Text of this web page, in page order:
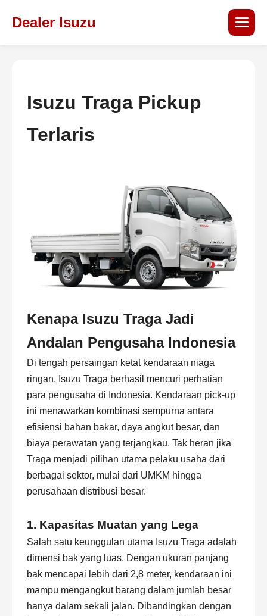
Dealer Isuzu
Isuzu Traga Pickup
Terlaris
Kenapa Isuzu Traga Jadi
Andalan Pengusaha Indonesia
Di tengah persaingan ketat kendaraan niaga
ringan, Isuzu Traga berhasil mencuri perhatian
para pengusaha di Indonesia. Kendaraan pick-up
ini menawarkan kombinasi sempurna antara
efisiensi bahan bakar, daya angkut besar, dan
biaya perawatan yang terjangkau. Tak heran jika
Traga menjadi pilihan utama pelaku usaha dari
berbagai sektor, mulai dari UMKM hingga
perusahaan distribusi besar.
1. Kapasitas Muatan yang Lega
Salah satu keunggulan utama Isuzu Traga adalah
dimensi bak yang luas. Dengan ukuran panjang
bak mencapai lebih dari 2,8 meter, kendaraan ini
mampu mengangkut barang dalam jumlah besar
hanya dalam sekali jalan. Dibandingkan dengan